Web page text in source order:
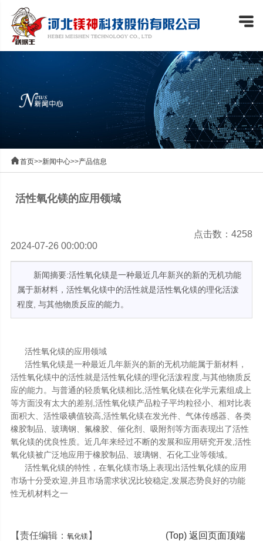

首页>>新闻中心>>产品信息
活性氧化镁的应用领域
点击数：4258
2024-07-26 00:00:00
新闻摘要:活性氧化镁是一种最近几年新兴的新的无机功能
属于新材料，活性氧化镁中的活性就是活性氧化镁的理化活泼
程度, 与其他物质反应的能力。
活性氧化镁的应用领域
活性氧化镁是一种最近几年新兴的新的无机功能属于新材料，
活性氧化镁中的活性就是活性氧化镁的理化活泼程度,与其他物质反
应的能力。与普通的轻质氧化镁相比,活性氧化镁在化学元素组成上
等方面没有太大的差别,活性氧化镁产品粒子平均粒径小、相对比表
面积大、活性吸碘值较高,活性氧化镁在发光件、气体传感器、各类
橡胶制品、玻璃钢、氟橡胶、催化剂、吸附剂等方面表现出了活性
氧化镁的优良性质。近几年来经过不断的发展和应用研究开发,活性
氧化镁被广泛地应用于橡胶制品、玻璃钢、石化工业等领域。
活性氧化镁的特性，在氧化镁市场上表现出活性氧化镁的应用
市场十分受欢迎,并且市场需求状况比较稳定,发展态势良好的功能
性无机材料之一
【责任编辑： 氧化镁】 (Top) 返回页面顶端